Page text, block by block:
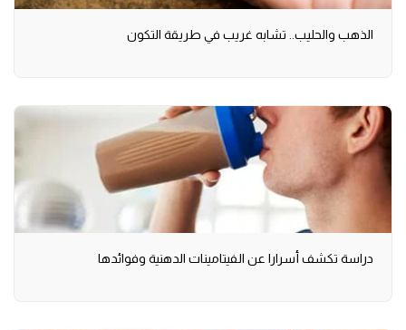
الذهب والحليب.. تشابه غريب في طريقة التكون
دراسة تكشف أسرارا عن الفيتامينات الدهنية وفوائدها